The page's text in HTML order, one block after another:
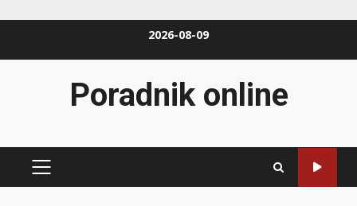
2026-08-09
Poradnik online
PRIMARY